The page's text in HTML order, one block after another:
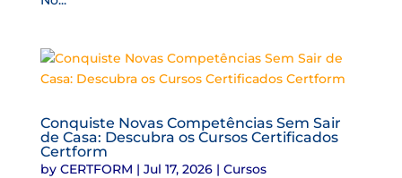
Conquiste Novas Competências Sem Sair
de Casa: Descubra os Cursos Certificados
Certform
by CERTFORM | Jul 17, 2026| Cursos